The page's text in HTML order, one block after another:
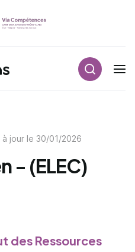
Navigation principale
à jour le 30/01/2026
- (ELEC)
des Ressources